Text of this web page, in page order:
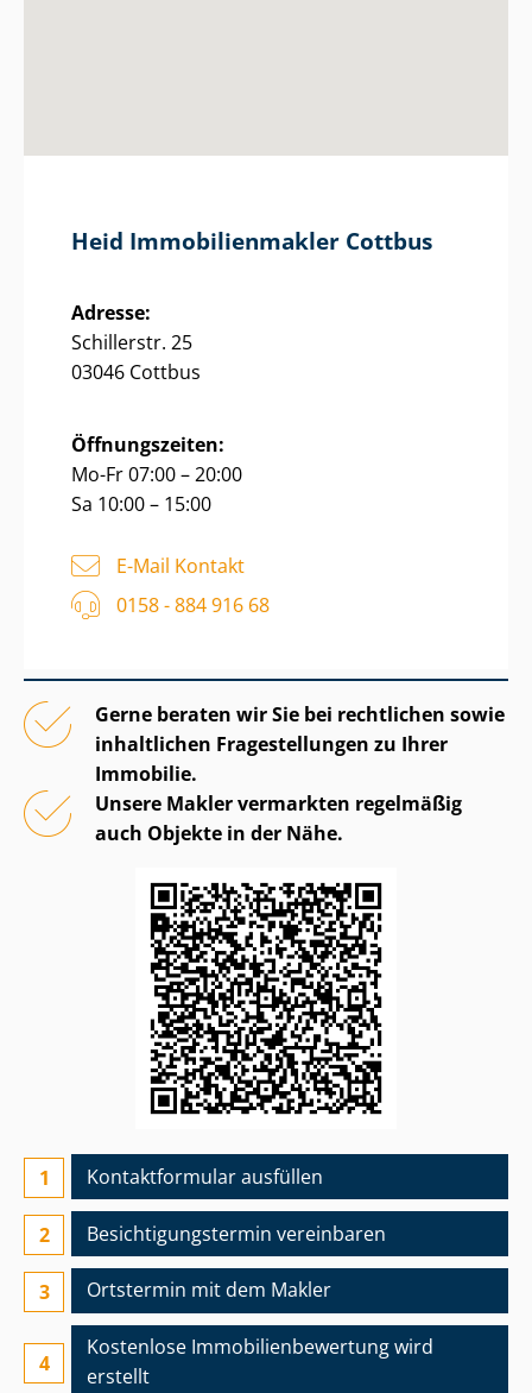
Heid Im­mo­bi­li­en­mak­ler Cottbus
Adresse:
Schillerstr. 25
03046 Cottbus
Öffnungszeiten:
Mo-Fr 07:00 – 20:00
Sa 10:00 – 15:00
E-Mail Kontakt
0158 - 884 916 68
Gerne beraten wir Sie bei rechtlichen sowie
inhaltlichen Fragestellungen zu Ihrer
Immobilie.
Unsere Makler vermarkten regelmäßig
auch Objekte in der Nähe.
Kontaktformular ausfüllen
Besichtigungs­termin vereinbaren
Ortstermin mit dem Makler
Kostenlose Im­mo­bi­li­en­be­wer­tung wird
erstellt